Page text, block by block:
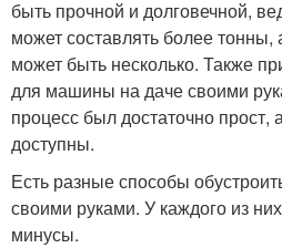
быть прочной и долговечной,
может составлять более
может быть несколько. Также
для машины на даче своими
процесс был достаточно
доступны.
Есть разные способы
своими руками. У каждого из
минусы.